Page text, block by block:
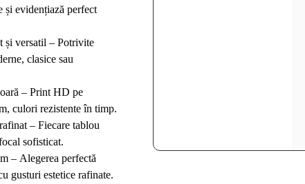
și evidențiază perfect
și versatil – Potrivite
clasice sau
– Print HD pe
culori rezistente în timp.
– Fiecare tablou
sofisticat.
– Alegerea perfectă
gusturi estetice rafinate.